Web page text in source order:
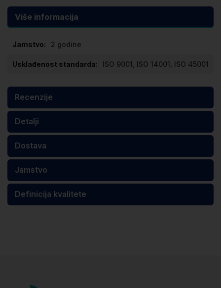
Više informacija
informacija
2 godine
ISO 9001, ISO 14001, ISO 45001
Recenzije
Detalji
Dostava
Jamstvo
Definicija kvalitete